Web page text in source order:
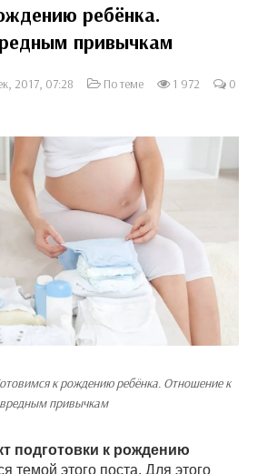
ребёнка.
привычкам
2017, 07:28 По теме 1 972 0
к рождению ребёнка. Отношение к
вредным привычкам
подготовки к рождению
темой этого поста. Для этого